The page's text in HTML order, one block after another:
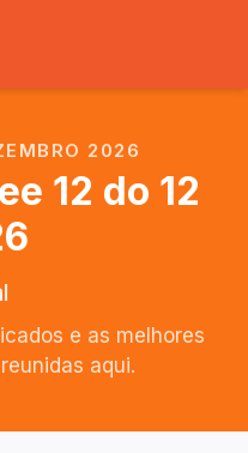
2026
12 do 12
e as melhores
aqui.